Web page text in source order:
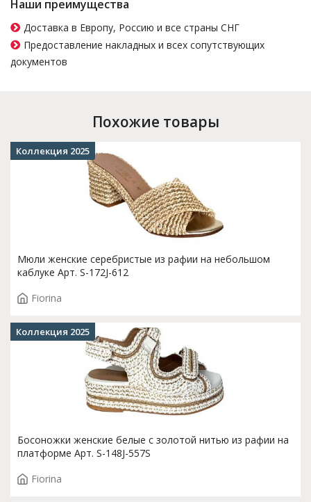
Наши преимущества
Доставка в Европу, Россию и все страны СНГ
Предоставление накладных и всех сопутствующих
документов
Похожие товары
Мюли женские серебристые из рафии на небольшом
каблуке Арт. S-172J-612
Fiorina
Коллекция 2025
Босоножки женские белые с золотой нитью из рафии на
платформе Арт. S-148J-557S
Fiorina
Коллекция 2025